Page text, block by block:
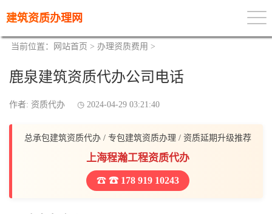
建筑资质办理网
当前位置： 网站首页 > 办理资质费用 >
鹿泉建筑资质代办公司电话
作者: 资质代办 2024-04-29 03:21:40
总承包建筑资质代办 / 专包建筑资质办理 / 资质延期升级推荐
上海程瀚工程资质代办
☎ 178 919 10243